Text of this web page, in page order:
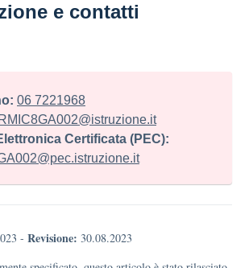
e contatti
06 7221968
RMIC8GA002@istruzione.it
Certificata (PEC):
- Revisione: 30.08.2023